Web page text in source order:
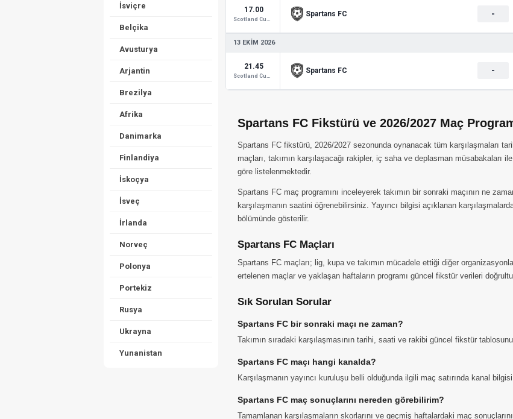
İsviçre
Belçika
Avusturya
Arjantin
Brezilya
Afrika
Danimarka
Finlandiya
İskoçya
İsveç
İrlanda
Norveç
Polonya
Portekiz
Rusya
Ukrayna
Yunanistan
17.00
Scotland Cup 2
Spartans FC -
13 EKIM 2026
21.45
Scotland Cup 2
Spartans FC -
Spartans FC Fikstürü ve 2026/2027 Maç
Spartans FC fikstürü, 2026/2027 sezonunda oynanacak tüm karşılaşmaları
maçları, takımın karşılaşacağı rakipler, iç saha ve deplasman müsabakaları
göre listelenmektedir.
Spartans FC maç programını inceleyerek takımın bir sonraki maçının ne
karşılaşmanın saatini öğrenebilirsiniz. Yayıncı bilgisi açıklanan
bölümünde gösterilir.
Spartans FC Maçları
Spartans FC maçları; lig, kupa ve takımın mücadele ettiği diğer
ertelenen maçlar ve yaklaşan haftaların programı güncel fikstür verileri
Sık Sorulan Sorular
Spartans FC bir sonraki maçı ne zaman?
Takımın sıradaki karşılaşmasının tarihi, saati ve rakibi güncel fikstür
Spartans FC maçı hangi kanalda?
Karşılaşmanın yayıncı kuruluşu belli olduğunda ilgili maç satırında kanal
Spartans FC maç sonuçlarını nereden görebilirim?
Tamamlanan karşılaşmaların skorlarını ve geçmiş haftalardaki maç